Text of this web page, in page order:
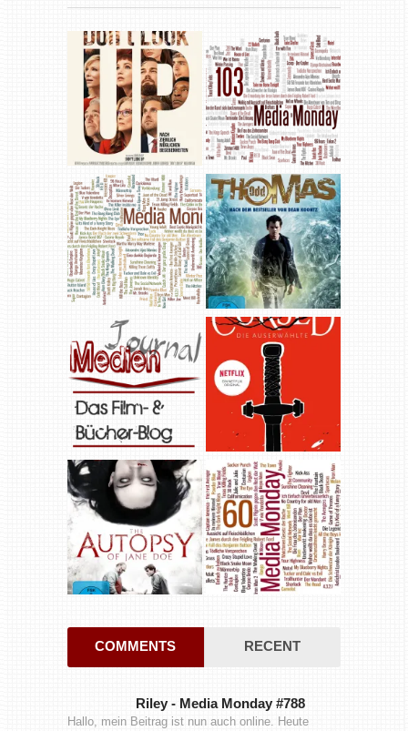
COMMENTS RECENT
Riley- Media Monday #788
Hallo, mein Beitrag ist nun auch online. Heute